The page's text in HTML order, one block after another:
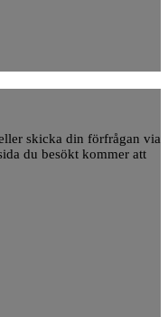
skicka din förfrågan via
du besökt kommer att